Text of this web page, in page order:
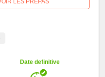
Date definitive
LES PRÉPAS